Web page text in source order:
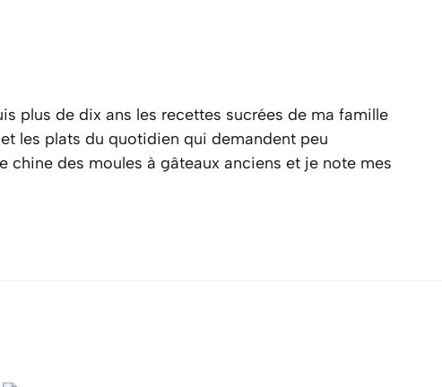
plus de dix ans les recettes sucrées de ma famille
les plats du quotidien qui demandent peu
des moules à gâteaux anciens et je note mes